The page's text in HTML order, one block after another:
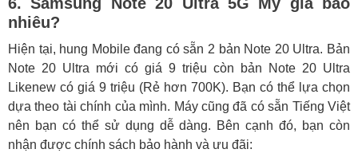
nhiêu?
Hiện tại, hung Mobile đang có sẵn 2 bản Note 20 Ultra. Bản
Note 20 Ultra mới có giá 9 triệu còn bản Note 20 Ultra
Likenew có giá 9 triệu (Rẻ hơn 700K). Bạn có thể lựa chọn
dựa theo tài chính của mình. Máy cũng đã có sẵn Tiếng Việt
nên bạn có thể sử dụng dễ dàng. Bên cạnh đó, bạn còn
nhận được chính sách bảo hành và ưu đãi: